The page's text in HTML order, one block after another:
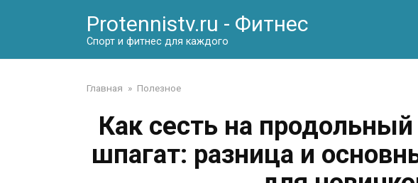
Protennistv.ru - Фитнес
Спорт и фитнес для каждого
Главная » Полезное
Как сесть на
шпагат: разница и